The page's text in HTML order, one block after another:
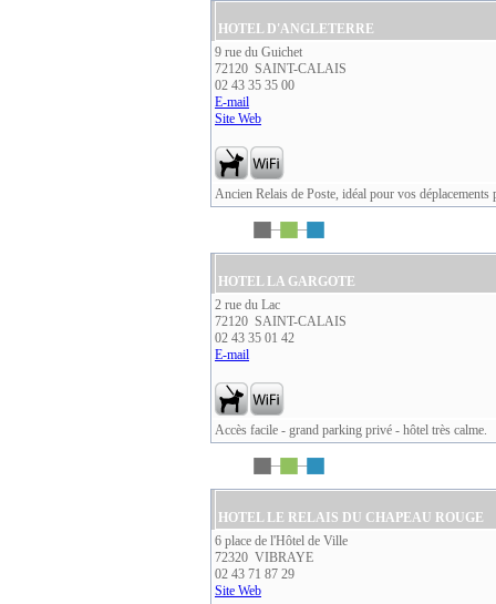
HOTEL D'ANGLETERRE
9 rue du Guichet
72120 SAINT-CALAIS
02 43 35 35 00
E-mail
Site Web
Ancien Relais de Poste, idéal pour vos
HOTEL LA GARGOTE
2 rue du Lac
72120 SAINT-CALAIS
02 43 35 01 42
E-mail
Accès facile - grand parking privé - hôtel très calme.
HOTEL LE RELAIS DU CHAPEAU ROUGE
6 place de l'Hôtel de Ville
72320 VIBRAYE
02 43 71 87 29
Site Web